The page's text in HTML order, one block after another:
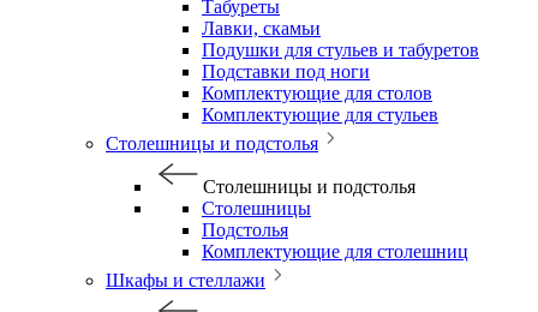
Табуреты
Лавки, скамьи
Подушки для стульев и табуретов
Подставки под ноги
Комплектующие для столов
Комплектующие для стульев
Столешницы и подстолья
Столешницы и подстолья
Столешницы
Подстолья
Комплектующие для столешниц
Шкафы и стеллажи